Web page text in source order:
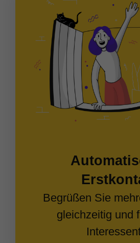
Begrüßen Sie
gleichzeitig und